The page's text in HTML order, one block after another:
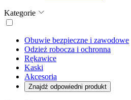
Kategorie
Obuwie bezpieczne i zawodowe
Odzież robocza i ochronna
Rękawice
Kaski
Akcesoria
Znajdź odpowiedni produkt